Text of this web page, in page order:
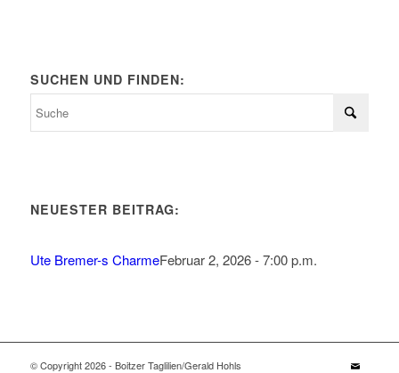
SUCHEN UND FINDEN:
NEUESTER BEITRAG:
Ute Bremer-s CharmeFebruar 2, 2026 - 7:00 p.m.
© Copyright 2026 - Boitzer Taglilien/Gerald Hohls